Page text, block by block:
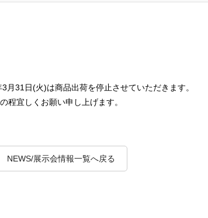
31日(火)は商品出荷を停止させていただきます。
程宜しくお願い申し上げます。
NEWS/展示会情報一覧へ戻る